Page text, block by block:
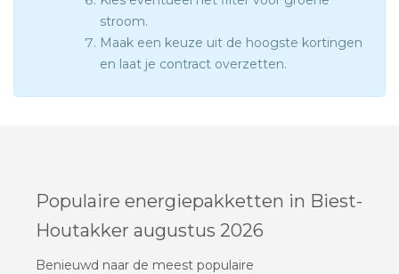
stroom.
Maak een keuze uit de hoogste kortingen
en laat je contract overzetten.
Populaire energiepakketten in Biest-
Houtakker augustus 2026
Benieuwd naar de meest populaire